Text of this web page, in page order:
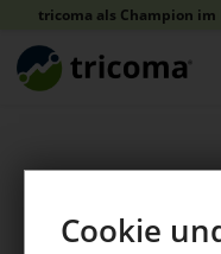
tricoma als Champion
Cookie